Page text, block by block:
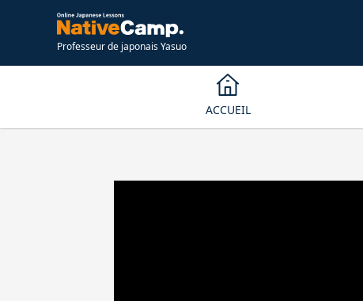
Professeur de japonais Yasuo
ACCUEIL